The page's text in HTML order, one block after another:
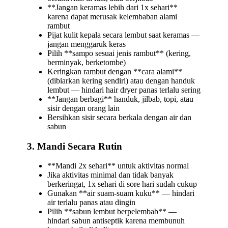
**Jangan keramas lebih dari 1x sehari**
karena dapat merusak kelembaban alami
rambut
Pijat kulit kepala secara lembut saat keramas —
jangan menggaruk keras
Pilih **sampo sesuai jenis rambut** (kering,
berminyak, berketombe)
Keringkan rambut dengan **cara alami**
(dibiarkan kering sendiri) atau dengan handuk
lembut — hindari hair dryer panas terlalu sering
**Jangan berbagi** handuk, jilbab, topi, atau
sisir dengan orang lain
Bersihkan sisir secara berkala dengan air dan
sabun
3. Mandi Secara Rutin
**Mandi 2x sehari** untuk aktivitas normal
Jika aktivitas minimal dan tidak banyak
berkeringat, 1x sehari di sore hari sudah cukup
Gunakan **air suam-suam kuku** — hindari
air terlalu panas atau dingin
Pilih **sabun lembut berpelembab** —
hindari sabun antiseptik karena membunuh